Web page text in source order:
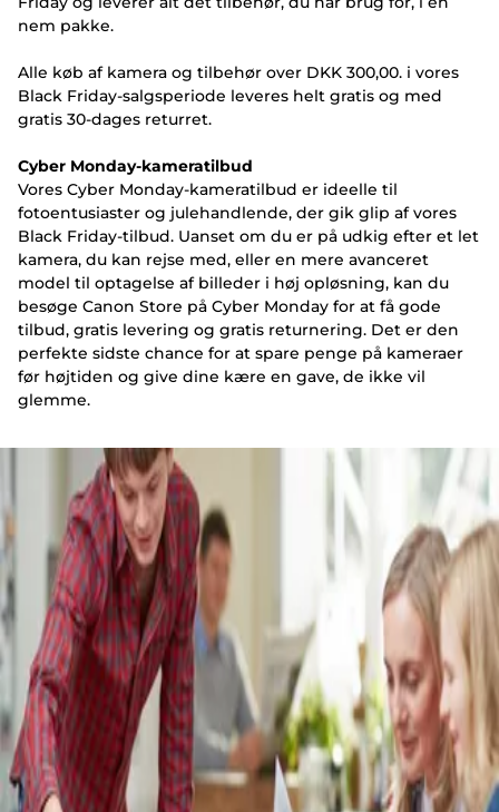
nem pakke.
Alle køb af kamera og tilbehør over DKK 300,00. i vores
Black Friday-salgsperiode leveres helt gratis og med
gratis 30-dages returret.
Cyber Monday-kameratilbud
Vores Cyber Monday-kameratilbud er ideelle til
fotoentusiaster og julehandlende, der gik glip af vores
Black Friday-tilbud. Uanset om du er på udkig efter et let
kamera, du kan rejse med, eller en mere avanceret
model til optagelse af billeder i høj opløsning, kan du
besøge Canon Store på Cyber Monday for at få gode
tilbud, gratis levering og gratis returnering. Det er den
perfekte sidste chance for at spare penge på kameraer
før højtiden og give dine kære en gave, de ikke vil
glemme.